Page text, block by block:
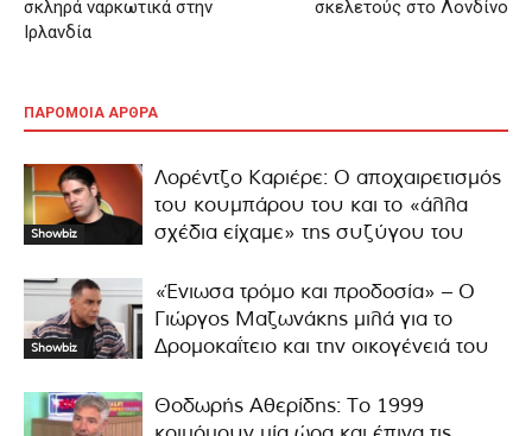
σκληρά ναρκωτικά στην
Ιρλανδία
σκελετούς στο Λονδίνο
ΠΑΡΟΜΟΙΑ ΑΡΘΡΑ
Showbiz
Λορέντζο Καριέρε: Ο αποχαιρετισμός
του κουμπάρου του και το «άλλα
σχέδια είχαμε» της συζύγου του
Showbiz
«Ένιωσα τρόμο και προδοσία» – Ο
Γιώργος Μαζωνάκης μιλά για το
Δρομοκαΐτειο και την οικογένειά του
Θοδωρής Αθερίδης: Το 1999